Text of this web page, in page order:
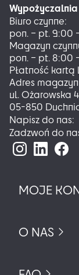
Biuro czynne:
pon. – pt. 9:00
Magazyn
pon. – pt. 8:00
Płatność kartą
Adres
ul. Ożarowska
05-850
Napisz do nas:
Zadzwoń do
MOJE
O NAS